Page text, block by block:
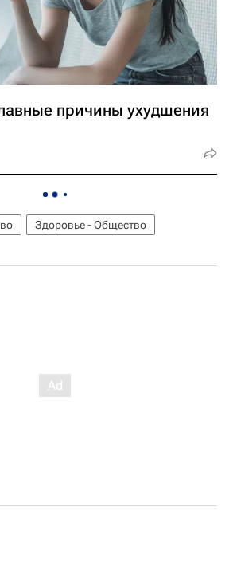
причины ухудшения
Здоровье - Общество